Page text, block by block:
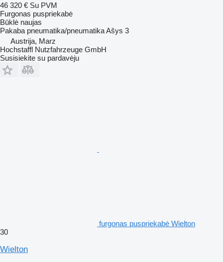
46 320 € Su PVM
Furgonas puspriekabė
Būklė naujas
Pakaba pneumatika/pneumatikaAšys 3
Austrija, Marz
Hochstaffl Nutzfahrzeuge GmbH
Susisiekite su pardavėju
furgonas puspriekabė Wielton
30
Wielton